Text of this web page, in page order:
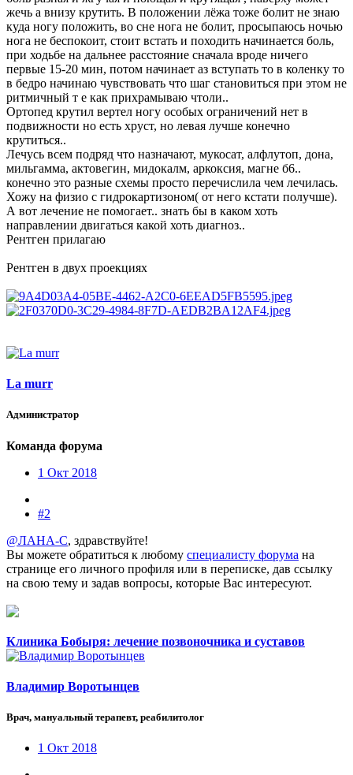
жечь а внизу крутить. В положении лёжа тоже болит не знаю
куда ногу положить, во сне нога не болит, просыпаюсь ночью
нога не беспокоит, стоит встать и походить начинается боль,
при ходьбе на дальнее расстояние сначала вроде ничего
первые 15-20 мин, потом начинает аз вступать то в коленку то
в бедро начинаю чувствовать что шаг становиться при этом не
ритмичный т е как прихрамываю чтоли..
Ортопед крутил вертел ногу особых ограничений нет в
подвижности но есть хруст, но левая лучше конечно
крутиться..
Лечусь всем подряд что назначают, мукосат, алфлутоп, дона,
мильгамма, актовегин, мидокалм, аркоксия, магне б6..
конечно это разные схемы просто перечислила чем лечилась.
Хожу на физио с гидрокартизоном( от него кстати получше).
А вот лечение не помогает.. знать бы в каком хоть
направлении двигаться какой хоть диагноз..
Рентген прилагаю
Рентген в двух проекциях
La murr
Администратор
Команда форума
1 Окт 2018
#2
@ЛАНА-С, здравствуйте!
Вы можете обратиться к любому специалисту форума на
странице его личного профиля или в переписке, дав ссылку
на свою тему и задав вопросы, которые Вас интересуют.
Клиника Бобыря: лечение позвоночника и суставов
Владимир Воротынцев
Врач, мануальный терапевт, реабилитолог
1 Окт 2018